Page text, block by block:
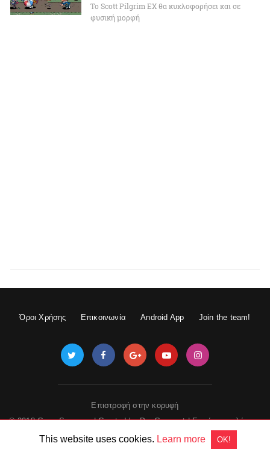
Το Scott Pilgrim EX θα κυκλοφορήσει και σε
φυσική μορφή
Όροι Χρήσης Επικοινωνία Android App Join the team!
Επιστροφή στην κορυφή
© 2018 GameSpace.gr | Created byDevGuru.net|Εμφάνιση πλήρους
This website uses cookies. Learn more OK!